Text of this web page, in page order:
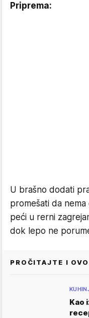
Priprema:
U brašno dodati
promešati da
peći u rerni
dok lepo ne
PROČITAJTE I OVO
Kao